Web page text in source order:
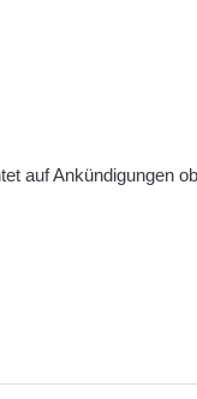
auf Ankündigungen